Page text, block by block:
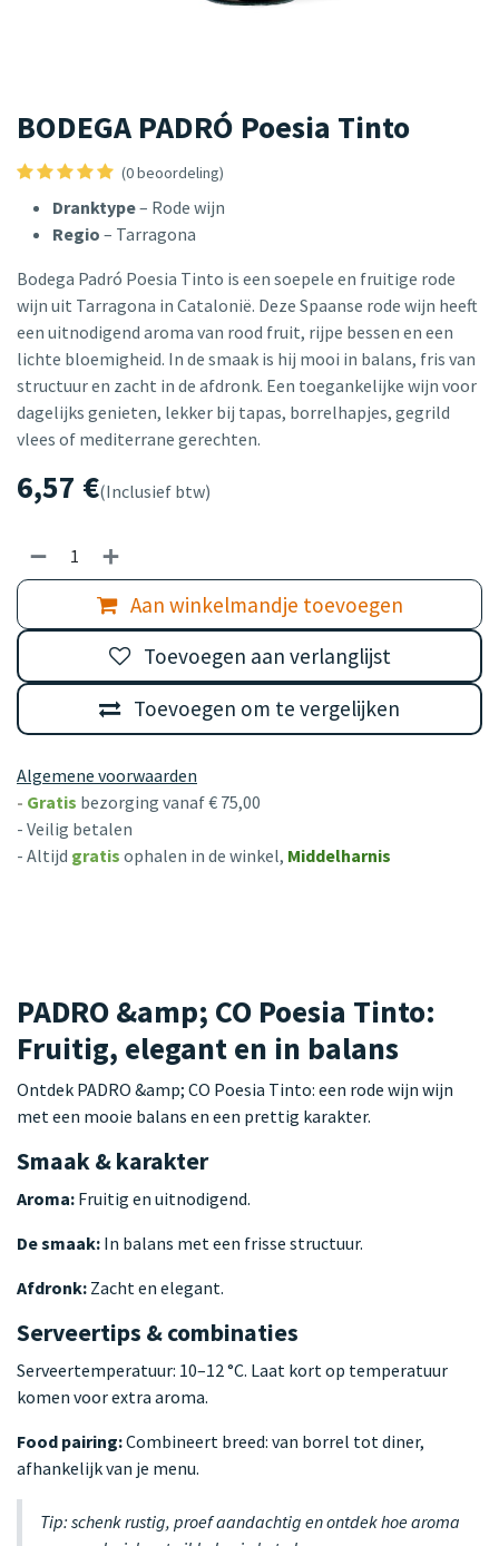
BODEGA PADRÓ Poesia Tinto
(0 beoordeling)
Dranktype– Rode wijn
Regio – Tarragona
Bodega Padró Poesia Tinto is een soepele en fruitige rode
wijn uit Tarragona in Catalonië. Deze Spaanse rode wijn heeft
een uitnodigend aroma van rood fruit, rijpe bessen en een
lichte bloemigheid. In de smaak is hij mooi in balans, fris van
structuur en zacht in de afdronk. Een toegankelijke wijn voor
dagelijks genieten, lekker bij tapas, borrelhapjes, gegrild
vlees of mediterrane gerechten.
6,57 €(Inclusief btw)
Aan winkelmandje toevoegen
Toevoegen om te vergelijken
Toevoegen aan verlanglijst
Algemene voorwaarden
- Gratis bezorging vanaf € 75,00
- Veilig betalen
- Altijd gratis ophalen in de winkel, Middelharnis
PADRO &amp; CO Poesia Tinto:
Fruitig, elegant en in balans
Ontdek PADRO &amp; CO Poesia Tinto: een rode wijn wijn
met een mooie balans en een prettig karakter.
Smaak & karakter
Aroma: Fruitig en uitnodigend.
De smaak: In balans met een frisse structuur.
Afdronk: Zacht en elegant.
Serveertips & combinaties
Serveertemperatuur: 10–12 °C. Laat kort op temperatuur
komen voor extra aroma.
Food pairing:Combineert breed: van borrel tot diner,
afhankelijk van je menu.
Tip: schenk rustig, proef aandachtig en ontdek hoe aroma